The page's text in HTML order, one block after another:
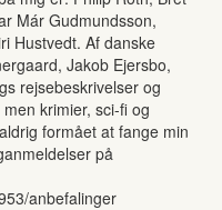
Már Gudmundsson,
Hustvedt. Af danske
Jakob Ejersbo,
rejsebeskrivelser og
krimier, sci-fi og
formået at fange min
på
anbefalinger